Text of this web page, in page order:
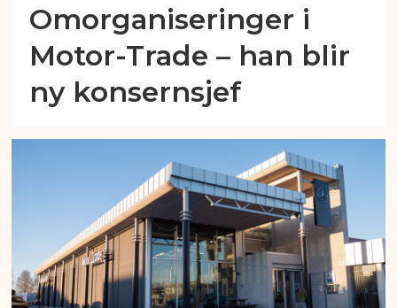
Omorganiseringer i
Motor-Trade – han blir
ny konsernsjef